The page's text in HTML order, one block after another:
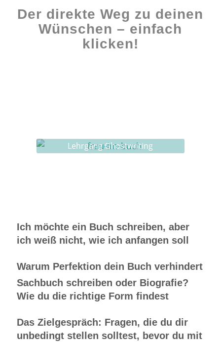
Der direkte Weg zu deinen
Wünschen – einfach
klicken!
Lehrgang Ghostwriting
Ich möchte ein Buch schreiben, aber
ich weiß nicht, wie ich anfangen soll
Warum Perfektion dein Buch verhindert
Sachbuch schreiben oder Biografie?
Wie du die richtige Form findest
Das Zielgespräch: Fragen, die du dir
unbedingt stellen solltest, bevor du mit